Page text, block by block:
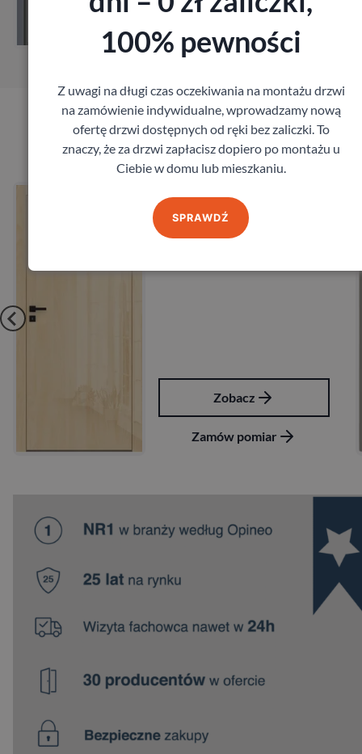
Zamów pomiar
Produkty marki DRE
DRE
1 080,00 zł z VAT
Zobacz
Zamów pomiar
100% pewności
Z uwagi na długi czas oczekiwania na montażu drzwi
na zamówienie indywidualne, wprowadzamy nową
ofertę drzwi dostępnych od ręki bez zaliczki. To
znaczy, że za drzwi zapłacisz dopiero po montażu u
Ciebie w domu lub mieszkaniu.
SPRAWDŹ